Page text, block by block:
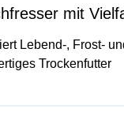
mit
Lebend-, Frost-
Trockenfutter